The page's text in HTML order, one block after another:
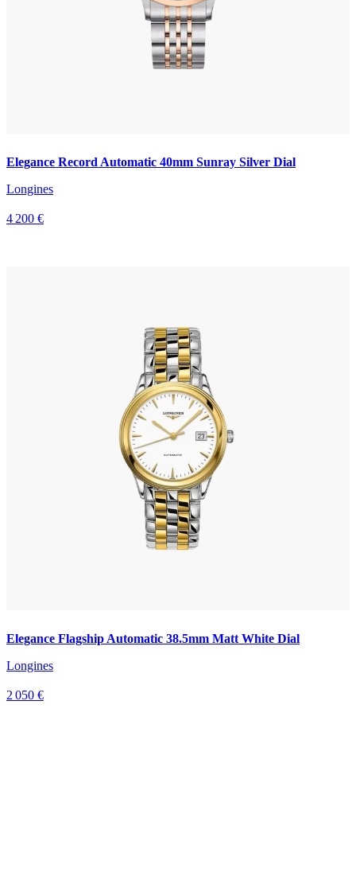
Elegance Record Automatic 40mm Sunray Silver Dial
Longines
4 200 €
Elegance Flagship Automatic 38.5mm Matt White Dial
Longines
2 050 €